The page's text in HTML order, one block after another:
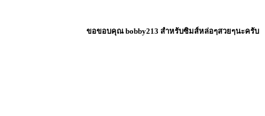
ขอขอบคุณ bobby213 สำหรับซิมส์หล่อๆสวยๆนะครับ